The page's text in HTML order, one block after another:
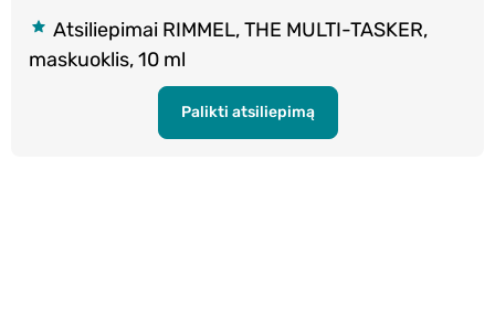
Atsiliepimai RIMMEL, THE MULTI-TASKER,
maskuoklis, 10 ml
Palikti atsiliepimą